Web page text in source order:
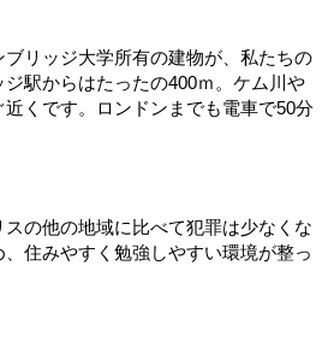
ブリッジ大学所有の建物が、私たちの
駅からはたったの400ｍ。ケム川や
くです。ロンドンまでも電車で50分
の他の地域に比べて犯罪は少なくな
住みやすく勉強しやすい環境が整っ